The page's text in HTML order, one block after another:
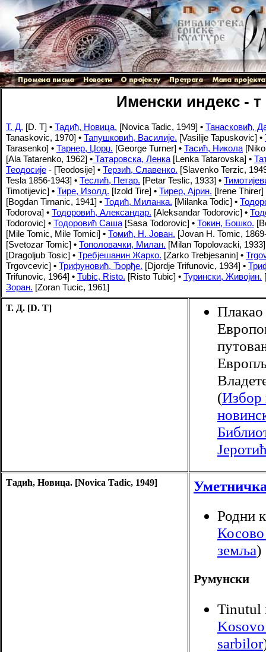
Именски индекс - т
Т. Д. [D. T] • Тадић, Новица. [Novica Tadic, 1949] • Танасковић,
Tanaskovic, 1970] • Тапушковић, Василије. [Vasilije Tapuskovic] •
Tarasenko] • Тарнер, Џорџ. [George Turner] • Тасић, Никола
[Ala Tatarenko, 1962] • Татаровска, Ленка [Lenka Tatarovska] •
Теодосије - [Teodosije] • Терзић, Славенко. [Slavenko Terzic,
Tesla 1856-1943] • Теслић, Петар. [Petar Teslic, 1933] •
Timotijevic] • Тире, Изолд. [Izold Tire] • Тирер, Ајрин. [Irene Thirer]
[Bogdan Tirnanic, 1941] • Тодић, Миланка. [Milanka Todic] •
Todorova] • Тодоровић, Александар. [Aleksandar Todorovic] •
Todorovic] • Тодоровић Саша [Sasa Todorovic] • Токин, Бошко.
[Mile Tomic, Mile Tomici] • Томић, H. Јован. [Jovan H. Tomic,
[Svetozar Tomic] • Тополовачки, Милан. [Milan Topolovacki, 1933]
[Dragoljub Tosic] • Требјешанин Жарко. [Zarko Trebjesanin] •
Trgovcevic] • Трифуновић, Ђорђе. [Djordje Trifunovic, 1934] •
Trifunovic, 1964] • Tubic, Risto. [Risto Tubic] • Турински, Живојин.
Зоран. [Zoran Tucic, 1961]
Т. Д. [D. T]
(Избор
Тадић, Новица. [Novica Tadic, 1949]
Родни
Косово
земља)
Румунски
Tinutul
sarbilor